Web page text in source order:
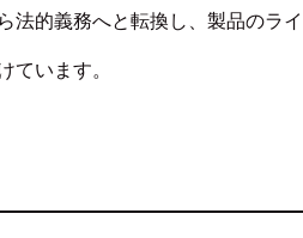
法的義務へと転換し、製品のラ
ています。